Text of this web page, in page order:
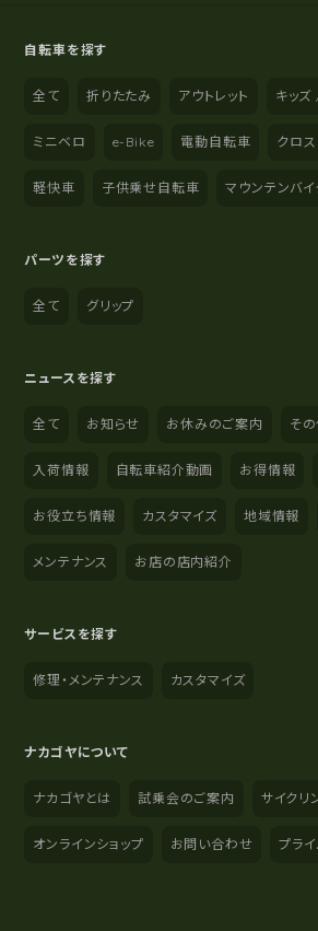
自転車を探す
全て 折りたたみ アウトレット キッ
ミニベロ e-Bike 電動自転車 クロ
軽快車 子供乗せ自転車 マウンテンバイ
パーツを探す
全て グリップ
ニュースを探す
全て お知らせ お休みのご案内 そ
入荷情報 自転車紹介動画 お得情報
お役立ち情報 カスタマイズ 地域情報
メンテナンス お店の店内紹介
サービスを探す
修理・メンテナンス カスタマイズ
ナカゴヤについて
ナカゴヤとは 試乗会のご案内 サイクリ
オンラインショップ お問い合わせ プラ